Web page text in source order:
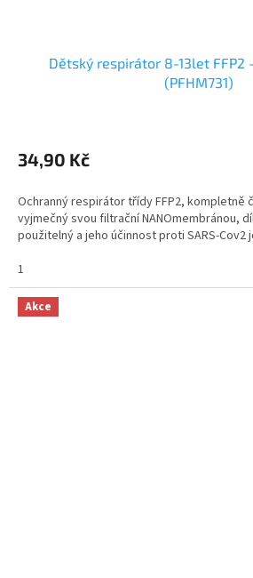
Dětský respirátor 8-13let FFP2
(PFHM731)
produktu
je
z
5
hvězdiček.
34,90 Kč
Ochranný respirátor třídy FFP2, kompletně
vyjmečný svou filtrační NANOmembránou,
použitelný a jeho účinnost proti SARS-Cov2
1
Akce